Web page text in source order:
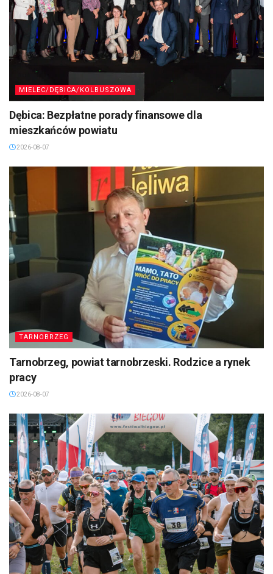
MIELEC/DĘBICA/KOLBUSZOWA
Dębica: Bezpłatne porady finansowe dla
mieszkańców powiatu
2026-08-07
TARNOBRZEG
Tarnobrzeg, powiat tarnobrzeski. Rodzice a rynek
pracy
2026-08-07